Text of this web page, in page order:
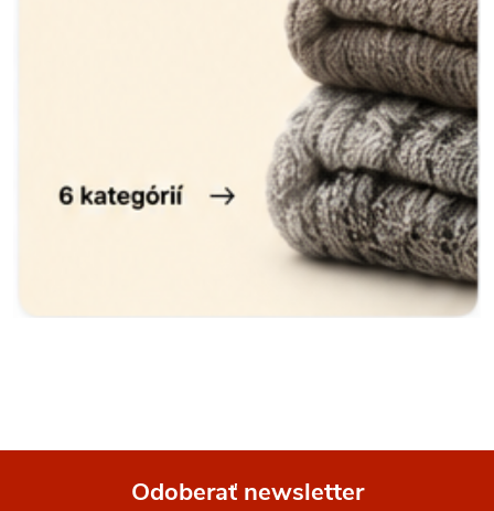
Odoberať newsletter